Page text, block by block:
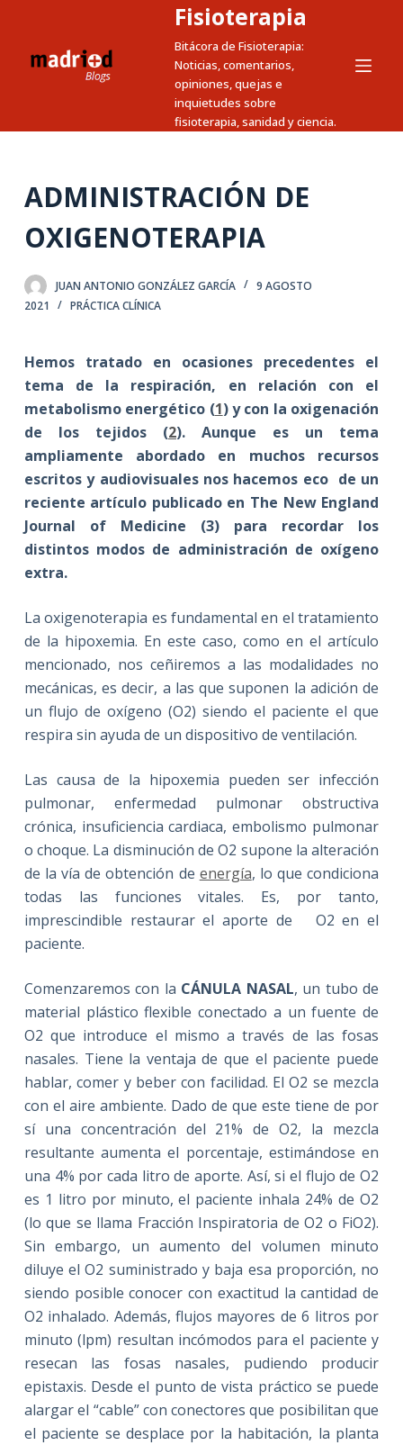
r
o
e
d
o
Fisioterapia
Bitácora de Fisioterapia:
Noticias, comentarios,
opiniones, quejas e
inquietudes sobre
fisioterapia, sanidad y ciencia.
ADMINISTRACIÓN DE
OXIGENOTERAPIA
JUAN ANTONIO GONZÁLEZ GARCÍA
9 AGOSTO
2021
PRÁCTICA CLÍNICA
Hemos tratado en ocasiones precedentes el
tema de la respiración, en relación con el
metabolismo energético (1) y con la oxigenación
de los tejidos (2). Aunque es un tema
ampliamente abordado en muchos recursos
escritos y audiovisuales nos hacemos eco de un
reciente artículo publicado en The New England
Journal of Medicine (3) para recordar los
distintos modos de administración de oxígeno
extra.
La oxigenoterapia es fundamental en el tratamiento
de la hipoxemia. En este caso, como en el artículo
mencionado, nos ceñiremos a las modalidades no
mecánicas, es decir, a las que suponen la adición de
un flujo de oxígeno (O2) siendo el paciente el que
respira sin ayuda de un dispositivo de ventilación.
Las causa de la hipoxemia pueden ser infección
pulmonar, enfermedad pulmonar obstructiva
crónica, insuficiencia cardiaca, embolismo pulmonar
o choque. La disminución de O2 supone la alteración
de la vía de obtención de energía, lo que condiciona
todas las funciones vitales. Es, por tanto,
imprescindible restaurar el aporte de O2 en el
paciente.
Comenzaremos con la CÁNULA NASAL, un tubo de
material plástico flexible conectado a un fuente de
O2 que introduce el mismo a través de las fosas
nasales. Tiene la ventaja de que el paciente puede
hablar, comer y beber con facilidad. El O2 se mezcla
con el aire ambiente. Dado de que este tiene de por
sí una concentración del 21% de O2, la mezcla
resultante aumenta el porcentaje, estimándose en
una 4% por cada litro de aporte. Así, si el flujo de O2
es 1 litro por minuto, el paciente inhala 24% de O2
(lo que se llama Fracción Inspiratoria de O2 o FiO2).
Sin embargo, un aumento del volumen minuto
diluye el O2 suministrado y baja esa proporción, no
siendo posible conocer con exactitud la cantidad de
O2 inhalado. Además, flujos mayores de 6 litros por
minuto (lpm) resultan incómodos para el paciente y
resecan las fosas nasales, pudiendo producir
epistaxis. Desde el punto de vista práctico se puede
alargar el “cable” con conectores que posibilitan que
el paciente se desplace por la habitación, la planta